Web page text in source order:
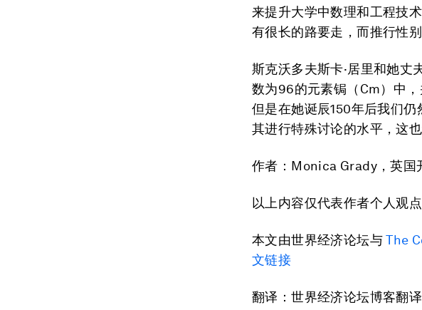
来提升大学中数理和工程技
有很长的路要走，而推行性
斯克沃多夫斯卡·居里和她丈
数为96的元素锔（Cm）中
但是在她诞辰150年后我们
其进行特殊讨论的水平，这
作者：Monica Grady，英国
以上内容仅代表作者个人观点
本文由世界经济论坛与The
文链接
翻译：世界经济论坛博客翻